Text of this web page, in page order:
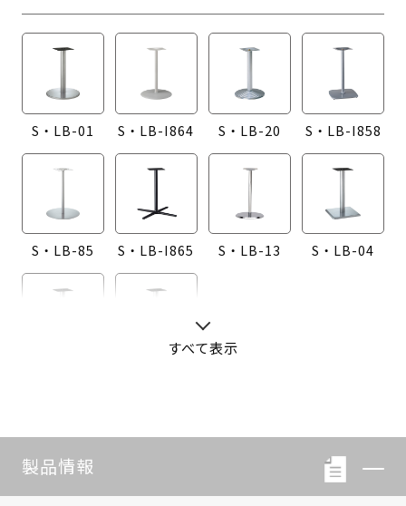
S・LB-01 S・LB-I864 S・LB-20 S・LB-I858
S・LB-85 S・LB-I865 S・LB-13 S・LB-04
すべて表示
製品情報